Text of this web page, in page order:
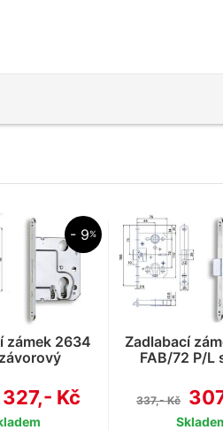
- 9%
zámek 2634
327,- Kč
Zadlabací
FAB/72 P/L
337,- Kč